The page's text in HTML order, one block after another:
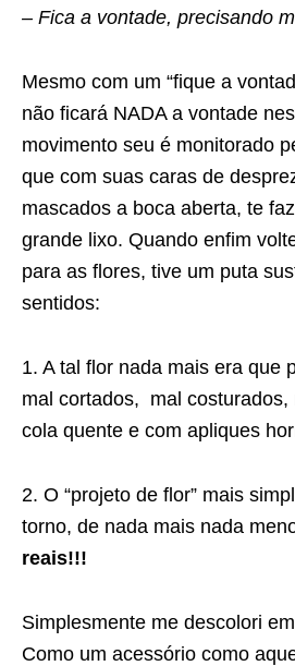
– Fica a vontade, precisando
Mesmo com um “fique a
não ficará NADA a vontade
movimento seu é monitorado
que com suas caras de
mascados a boca aberta, te
grande lixo. Quando enfim
para as flores, tive um puta
sentidos:
1. A tal flor nada mais era que
mal cortados, mal costurados,
cola quente e com apliques
2. O “projeto de flor” mais
torno, de nada mais nada
reais!!!
Simplesmente me descolori
Como um acessório como